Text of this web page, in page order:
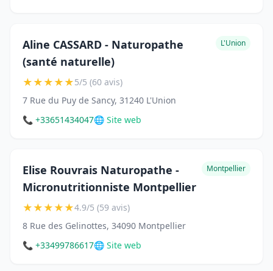
Aline CASSARD - Naturopathe
(santé naturelle)
L'Union
★★★★★5/5 (60 avis)
7 Rue du Puy de Sancy, 31240 L'Union
📞 +33651434047🌐 Site web
Elise Rouvrais Naturopathe -
Micronutritionniste Montpellier
Montpellier
★★★★★4.9/5 (59 avis)
8 Rue des Gelinottes, 34090 Montpellier
📞 +33499786617🌐 Site web